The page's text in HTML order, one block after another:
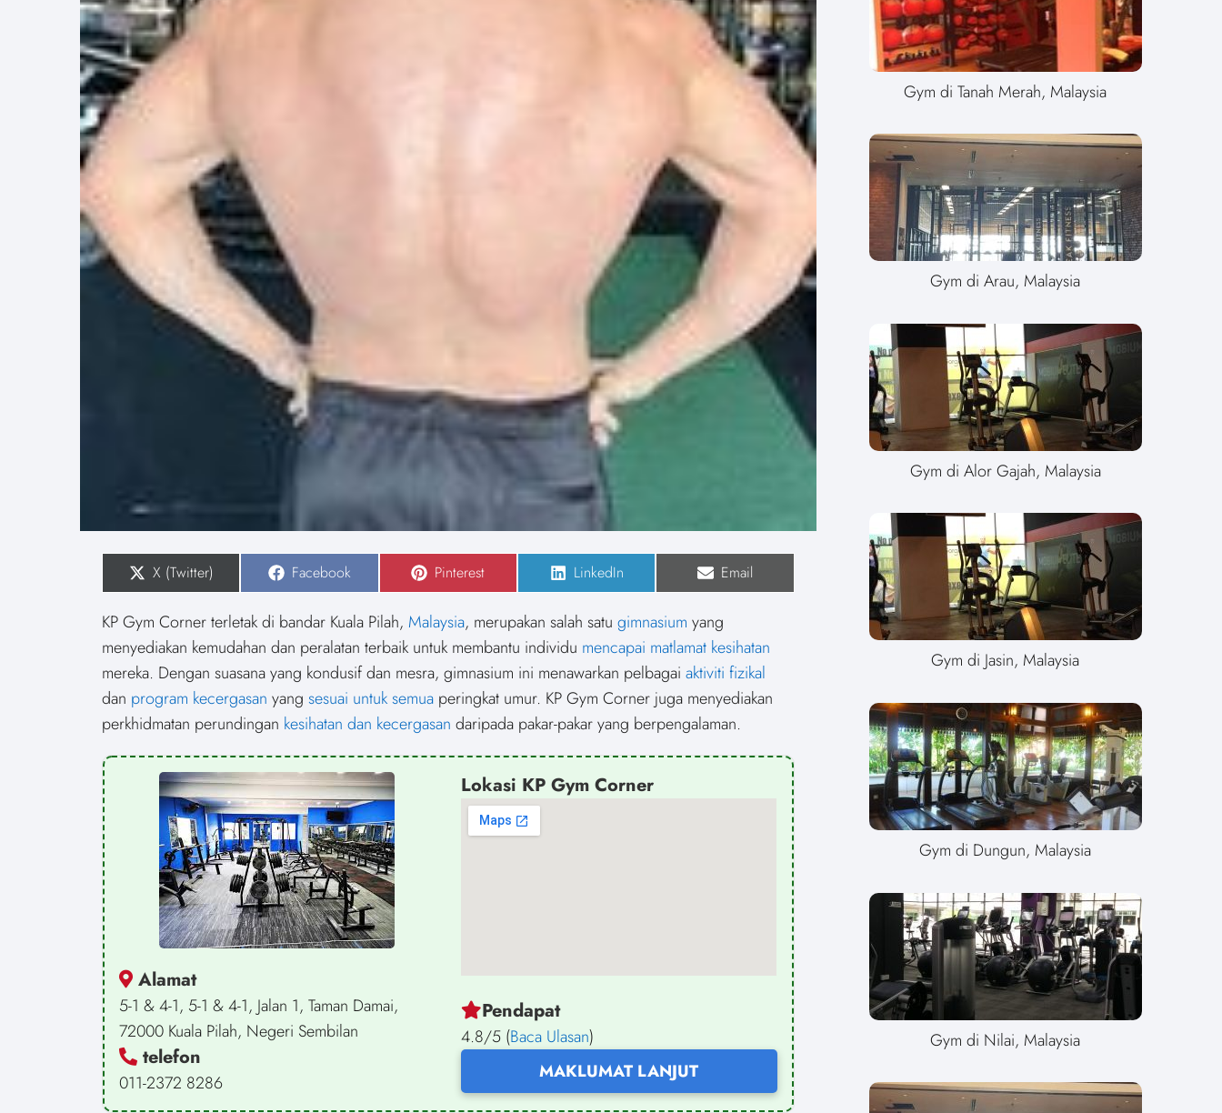
S
r
e
o
n
X (Twitter) S
r
e
o
n
Facebook S
r
e
o
n
Pinterest S
r
e
o
n
LinkedIn S
r
e
o
n
Email
KP Gym Corner terletak di bandar Kuala Pilah, Malaysia, merupakan salah satu gimnasium yang
menyediakan kemudahan dan peralatan terbaik untuk membantu individu mencapai matlamat kesihatan
mereka. Dengan suasana yang kondusif dan mesra, gimnasium ini menawarkan pelbagai aktiviti fizikal
dan program kecergasan yang sesuai untuk semua peringkat umur. KP Gym Corner juga menyediakan
perkhidmatan perundingan kesihatan dan kecergasan daripada pakar-pakar yang berpengalaman.
Alamat
5-1 & 4-1, 5-1 & 4-1, Jalan 1, Taman Damai,
72000 Kuala Pilah, Negeri Sembilan
telefon
011-2372 8286
Lokasi KP Gym Corner
Pendapat
4.8/5 (Baca Ulasan)
MAKLUMAT LANJUT
Gym di Tanah Merah, Malaysia
Gym di Arau, Malaysia
Gym di Alor Gajah, Malaysia
Gym di Jasin, Malaysia
Gym di Dungun, Malaysia
Gym di Nilai, Malaysia